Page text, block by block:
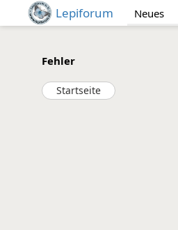
Lepiforum Neues
Fehler
Startseite